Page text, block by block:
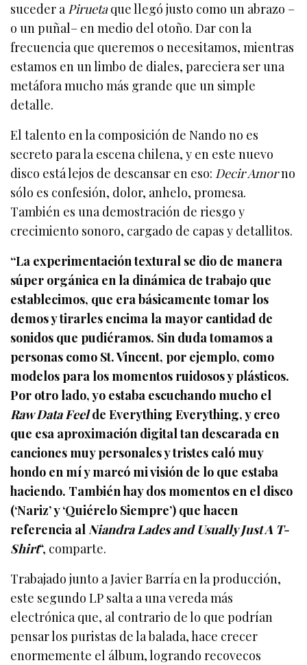
suceder aPiruetaque llegó justo como un abrazo –
o un puñal– en medio del otoño. Dar con la
frecuencia que queremos o necesitamos, mientras
estamos en un limbo de diales, pareciera ser una
metáfora mucho más grande que un simple
detalle.
El talento en la composición de Nando no es
secreto para la escena chilena, y en este nuevo
disco está lejos de descansar en eso: Decir Amorno
sólo es confesión, dolor, anhelo, promesa.
También es una demostración de riesgo y
crecimiento sonoro, cargado de capas y detallitos.
“La experimentación textural se dio de manera
súper orgánica en la dinámica de trabajo que
establecimos, que era básicamente tomar los
demos y tirarles encima la mayor cantidad de
sonidos que pudiéramos. Sin duda tomamos a
personas como St. Vincent, por ejemplo, como
modelos para los momentos ruidosos y plásticos.
Por otro lado, yo estaba escuchando mucho el
Raw Data Feelde Everything Everything, y creo
que esa aproximación digital tan descarada en
canciones muy personales y tristes caló muy
hondo en mí y marcó mi visión de lo que estaba
haciendo. También hay dos momentos en el disco
(‘Nariz’ y ‘Quiérelo Siempre’) que hacen
referencia alNiandra Lades and Usually Just A T-
Shirt“, comparte.
Trabajado junto a Javier Barría en la producción,
este segundo LP salta a una vereda más
electrónica que, al contrario de lo que podrían
pensar los puristas de la balada, hace crecer
enormemente el álbum, logrando recovecos